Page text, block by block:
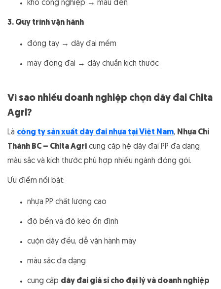
kho công nghiệp → màu đen
3. Quy trình vận hành
đóng tay → dây đai mềm
máy đóng đai → dây chuẩn kích thước
Vì sao nhiều doanh nghiệp chọn dây đai Chita
Agri?
Là công ty sản xuất dây đai nhựa tại Việt Nam, Nhựa Chí
Thành BC – Chita Agri cung cấp hệ dây đai PP đa dạng
màu sắc và kích thước phù hợp nhiều ngành đóng gói.
Ưu điểm nổi bật:
nhựa PP chất lượng cao
độ bền và độ kéo ổn định
cuộn dây đều, dễ vận hành máy
màu sắc đa dạng
cung cấp dây đai giá sỉ cho đại lý và doanh nghiệp